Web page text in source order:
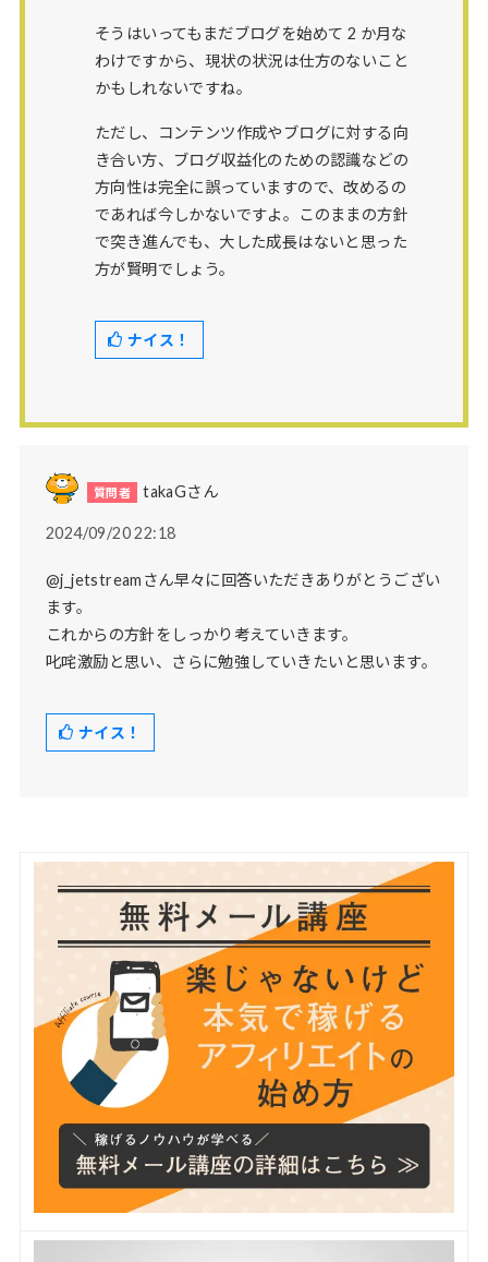
そうはいってもまだブログを始めて 2 か月な
わけですから、現状の状況は仕方のないこと
かもしれないですね。
ただし、コンテンツ作成やブログに対する向
き合い方、ブログ収益化のための認識などの
方向性は完全に誤っていますので、改めるの
であれば今しかないですよ。このままの方針
で突き進んでも、大した成長はないと思った
方が賢明でしょう。
ナイス！
takaGさん
2024/09/20 22:18
@j_jetstreamさん早々に回答いただきありがとうござい
ます。
これからの方針をしっかり考えていきます。
叱咤激励と思い、さらに勉強していきたいと思います。
ナイス！